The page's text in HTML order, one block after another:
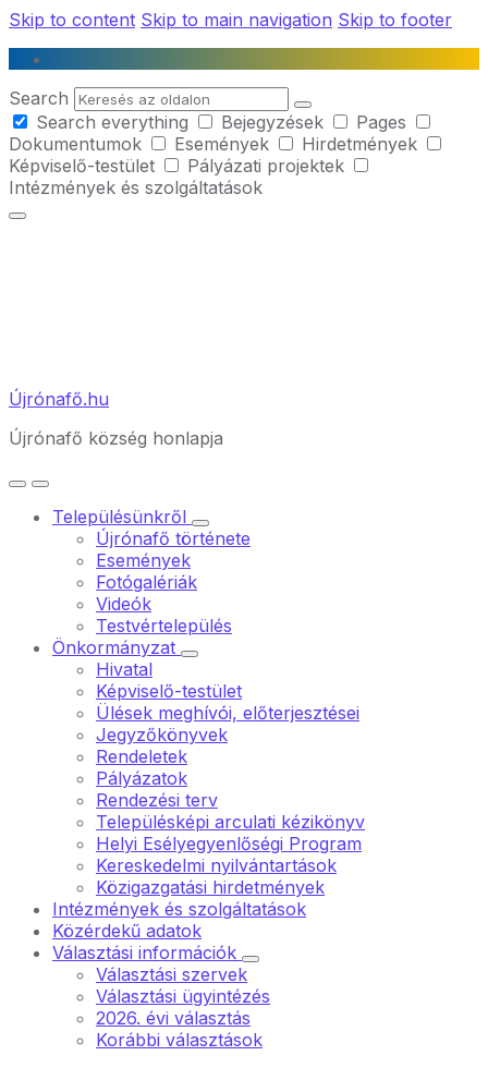
Skip to content Skip to main navigation Skip to footer
Search
Search everything
Bejegyzések
Pages
Dokumentumok
Események
Hirdetmények
Képviselő-testület
Pályázati projektek
Intézmények és szolgáltatások
Újrónafő.hu
Újrónafő község honlapja
Településünkről
Újrónafő története
Események
Fotógalériák
Videók
Testvértelepülés
Önkormányzat
Hivatal
Képviselő-testület
Ülések meghívói, előterjesztései
Jegyzőkönyvek
Rendeletek
Pályázatok
Rendezési terv
Településképi arculati kézikönyv
Helyi Esélyegyenlőségi Program
Kereskedelmi nyilvántartások
Közigazgatási hirdetmények
Intézmények és szolgáltatások
Közérdekű adatok
Választási információk
Választási szervek
Választási ügyintézés
2026. évi választás
Korábbi választások